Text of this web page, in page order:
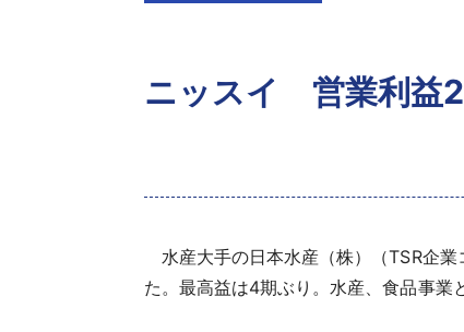
ニッスイ 営業利益
水産大手の日本水産（株）（TSR企
た。最高益は4期ぶり。水産、食品事業